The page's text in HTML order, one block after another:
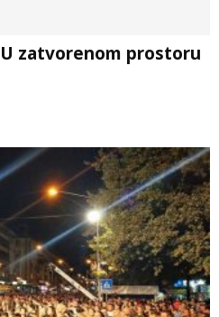
zatvorenom prostoru